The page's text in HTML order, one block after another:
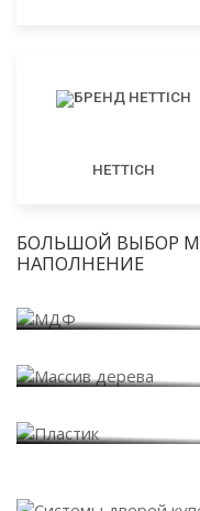
HETTICH
БОЛЬШОЙ ВЫБОР
НАПОЛНЕНИЕ